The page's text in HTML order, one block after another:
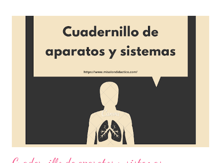
que le corresponden, resolver problemas, entre algunas otras
actividades complementarias de grafomotricidad. De este modo,
los alumnos estarán trabajando con habilidades básicas de
Esperamos que el material sea de gran utilidad para
complementar todos sus recursos educativos. Obtén
cuadernillo aquí 👇 Cuadernillo de habilidades, destreza y
grafomotricidad ¡Gracias por tu visita! 😉...